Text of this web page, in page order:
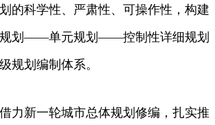
的科学性、严肃性、可操作性，构建
规划——单元规划——控制性详细规划
划编制体系。
力新一轮城市总体规划修编，扎实推